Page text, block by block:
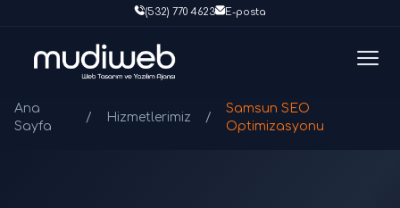
(532) 770 4623 E-posta
Ana
Sayfa
/ Hizmetlerimiz /
Samsun SEO
Optimizasyonu